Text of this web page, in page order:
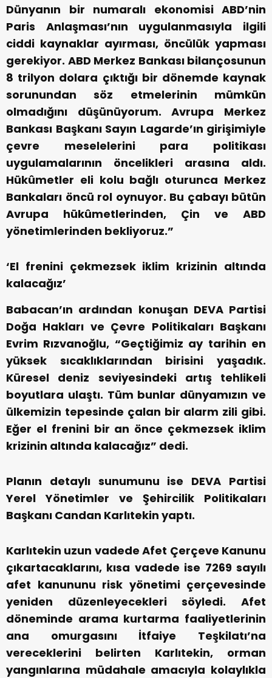
Dünyanın bir numaralı ekonomisi ABD’nin
Paris Anlaşması’nın uygulanmasıyla ilgili
ciddi kaynaklar ayırması, öncülük yapması
gerekiyor. ABD Merkez Bankası bilançosunun
8 trilyon dolara çıktığı bir dönemde kaynak
sorunundan söz etmelerinin mümkün
olmadığını düşünüyorum. Avrupa Merkez
Bankası Başkanı Sayın Lagarde’ın girişimiyle
çevre meselelerini para politikası
uygulamalarının öncelikleri arasına aldı.
Hükûmetler eli kolu bağlı oturunca Merkez
Bankaları öncü rol oynuyor. Bu çabayı bütün
Avrupa hükûmetlerinden, Çin ve ABD
yönetimlerinden bekliyoruz.”
‘El frenini çekmezsek iklim krizinin altında
kalacağız’
Babacan’ın ardından konuşan DEVA Partisi
Doğa Hakları ve Çevre Politikaları Başkanı
Evrim Rızvanoğlu, “Geçtiğimiz ay tarihin en
yüksek sıcaklıklarından birisini yaşadık.
Küresel deniz seviyesindeki artış tehlikeli
boyutlara ulaştı. Tüm bunlar dünyamızın ve
ülkemizin tepesinde çalan bir alarm zili gibi.
Eğer el frenini bir an önce çekmezsek iklim
krizinin altında kalacağız” dedi.
Planın detaylı sunumunu ise DEVA Partisi
Yerel Yönetimler ve Şehircilik Politikaları
Başkanı Candan Karlıtekin yaptı.
Karlıtekin uzun vadede Afet Çerçeve Kanunu
çıkartacaklarını, kısa vadede ise 7269 sayılı
afet kanununu risk yönetimi çerçevesinde
yeniden düzenleyecekleri söyledi. Afet
döneminde arama kurtarma faaliyetlerinin
ana omurgasını İtfaiye Teşkilatı’na
vereceklerini belirten Karlıtekin, orman
yangınlarına müdahale amacıyla kolaylıkla